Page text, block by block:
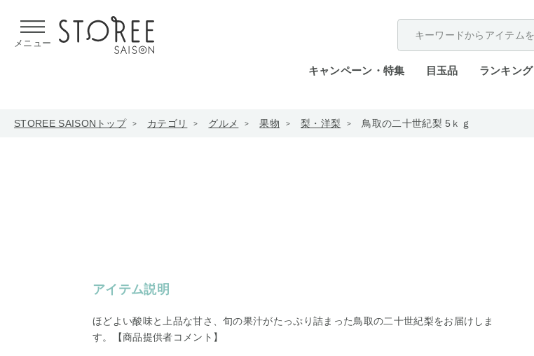
メニュー
キャンペーン・特集 目玉品 ランキング
STOREE SAISONトップ カテゴリ グルメ 果物 梨・洋梨 鳥取の二十世紀梨 5ｋｇ
アイテム説明
ほどよい酸味と上品な甘さ、旬の果汁がたっぷり詰まった鳥取の二十世紀梨をお届けしま
す。【商品提供者コメント】